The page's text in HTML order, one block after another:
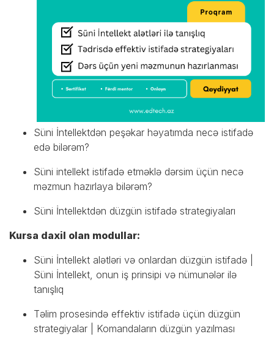
Süni İntellektdən peşəkar həyatımda necə istifadə
edə bilərəm?
Süni intellekt istifadə etməklə dərsim üçün necə
məzmun hazırlaya bilərəm?
Süni İntellektdən düzgün istifadə strategiyaları
Kursa daxil olan modullar:
Süni İntellekt alətləri və onlardan düzgün istifadə |
Süni İntellekt, onun iş prinsipi və nümunələr ilə
tanışlıq
Təlim prosesində effektiv istifadə üçün düzgün
strategiyalar | Komandaların düzgün yazılması